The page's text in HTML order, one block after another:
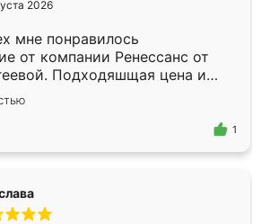
2026
мне понравилось
от компании Ренессанс от
Подходяшщая цена и
изготовления. Приехавший
сотрудник Владислав
моему эскизу самый
1